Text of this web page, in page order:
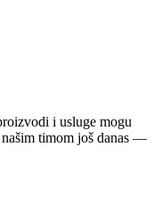
i usluge mogu
našim timom još danas —